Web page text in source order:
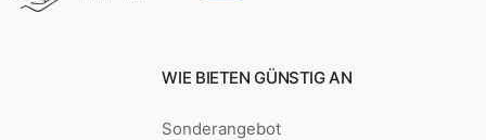
WIE BIETEN GÜNSTIG AN
Sonderangebot